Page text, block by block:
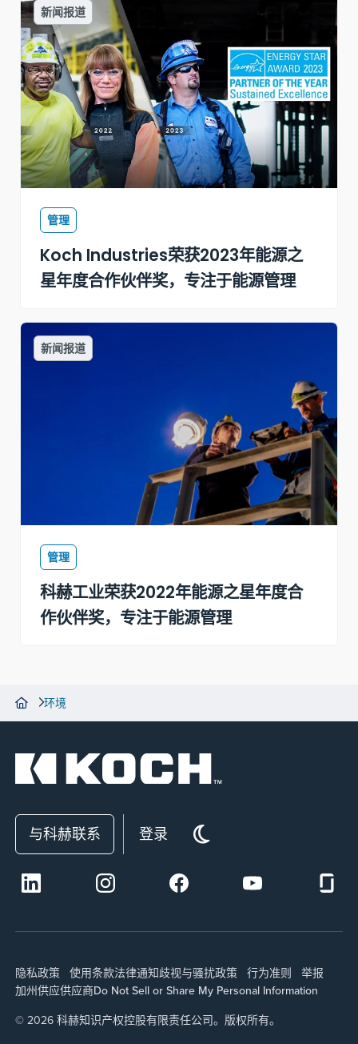
新闻报道
管理
Koch Industries荣获2023年能源之
星年度合作伙伴奖，专注于能源管理
新闻报道
管理
科赫工业荣获2022年能源之星年度合
作伙伴奖，专注于能源管理
环境
与科赫联系 登录
隐私政策 使用条款法律通知歧视与骚扰政策 行为准则
举报
加州供应供应商Do Not Sell or Share My Personal Information
© 2026 科赫知识产权控股有限责任公司。版权所有。